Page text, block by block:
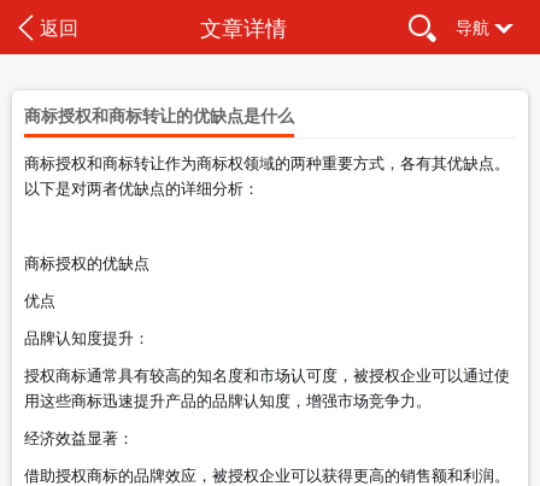
返回 文章详情 导航
商标授权和商标转让的优缺点是什么
商标授权和商标转让作为商标权领域的两种重要方式，各有其优缺点。
以下是对两者优缺点的详细分析：
商标授权的优缺点
优点
品牌认知度提升：
授权商标通常具有较高的知名度和市场认可度，被授权企业可以通过使
用这些商标迅速提升产品的品牌认知度，增强市场竞争力。
经济效益显著：
借助授权商标的品牌效应，被授权企业可以获得更高的销售额和利润。